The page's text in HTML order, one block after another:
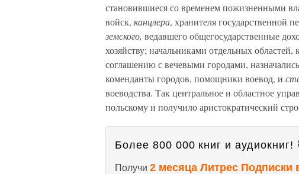
становившиеся со временем пожизненными
войск, канцлера, хранителя государственной
земского, ведавшего общегосударственные
хозяйству; начальниками отдельных
соглашению с вечевыми городами, назначались
коменданты городов, помощники воевод, и
воеводства. Так центральное и областное
польскому и получило аристократический
Более 800 000 книг и аудиокниг!
Получи 2 месяца Литрес Подписки